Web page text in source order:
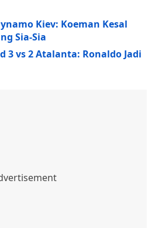
Kiev: Koeman Kesal
Sia-Sia
3 vs 2 Atalanta: Ronaldo Jadi